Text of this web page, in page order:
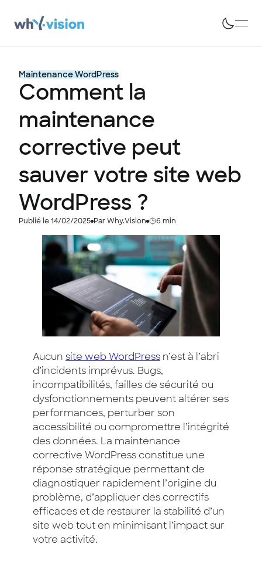
Maintenance WordPress
Comment la
maintenance
corrective peut
sauver votre site web
WordPress ?
Publié le 14/02/2025 Par Why.Vision 6 min
Aucun site web WordPress n’est à l’abri
d’incidents imprévus. Bugs,
incompatibilités, failles de sécurité ou
dysfonctionnements peuvent altérer ses
performances, perturber son
accessibilité ou compromettre l’intégrité
des données. La maintenance
corrective WordPress constitue une
réponse stratégique permettant de
diagnostiquer rapidement l’origine du
problème, d’appliquer des correctifs
efficaces et de restaurer la stabilité d’un
site web tout en minimisant l’impact sur
votre activité.